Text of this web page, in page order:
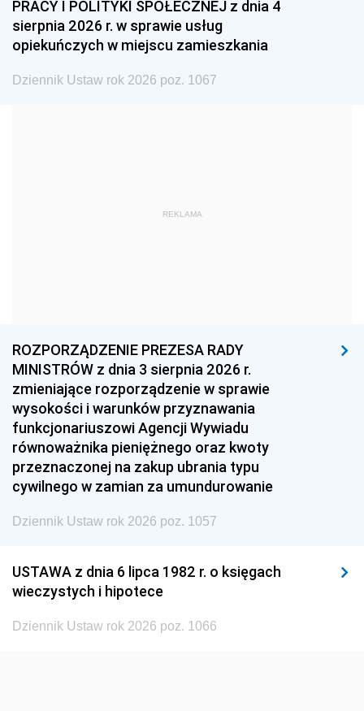
1990 1989
1987 1986 1985
1984 1983
1957 1956
1954 1953
1951 1950
1948 1947
1945 1944 1939
1938 1937 1936
1935 1934
1929 1928 1927
PRACY I POLITYKI SPOŁECZNEJ z dnia 4
sierpnia 2026 r. w sprawie usług
opiekuńczych w miejscu zamieszkania
Dziennik Ustaw rok 2026 poz. 1067
REKLAMA
ROZPORZĄDZENIE PREZESA RADY
MINISTRÓW z dnia 3 sierpnia 2026 r.
zmieniające rozporządzenie w sprawie
wysokości i warunków przyznawania
funkcjonariuszowi Agencji Wywiadu
równoważnika pieniężnego oraz kwoty
przeznaczonej na zakup ubrania typu
cywilnego w zamian za umundurowanie
Dziennik Ustaw rok 2026 poz. 1057
USTAWA z dnia 6 lipca 1982 r. o księgach
wieczystych i hipotece
Dziennik Ustaw rok 2026 poz. 1066